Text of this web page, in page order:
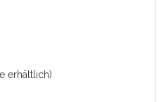
erhältlich)